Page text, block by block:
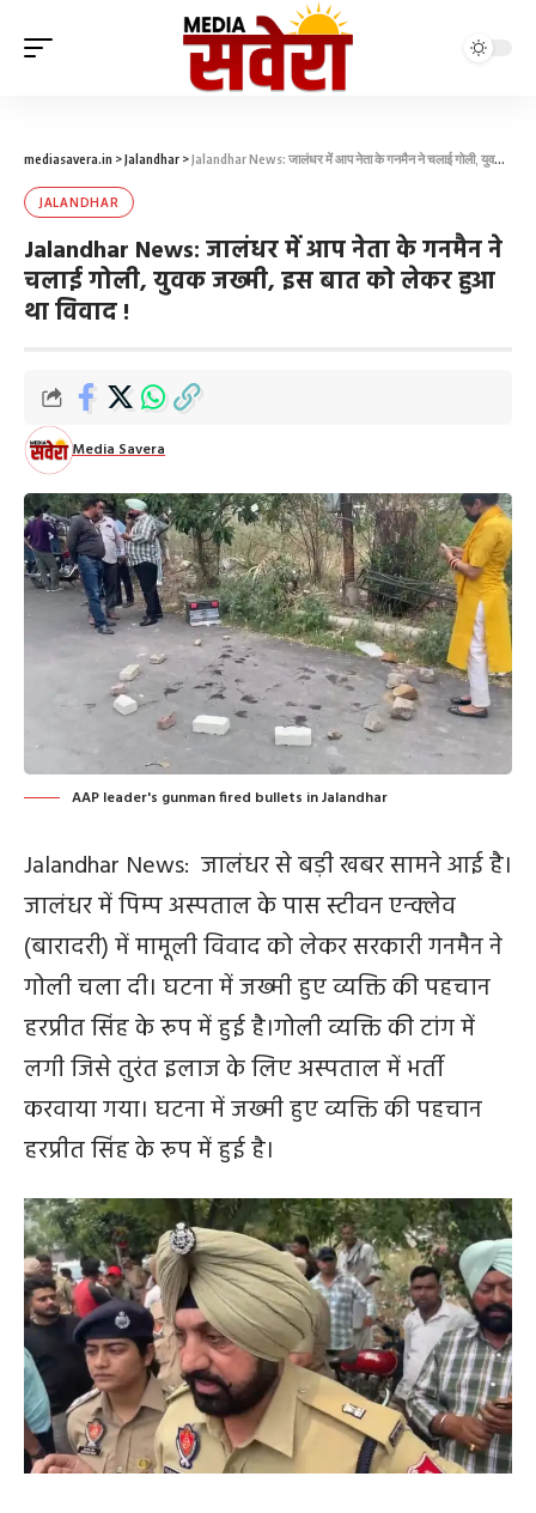
mediasavera.in >Jalandhar >Jalandhar News: जालंधर में आप नेता के गनमैन ने चलाई गोली, युवक जख्मी, इस बात को लेकर हुआ था विवाद !
JALANDHAR
Jalandhar News: जालंधर में आप नेता के गनमैन ने
चलाई गोली, युवक जख्मी, इस बात को लेकर हुआ
था विवाद !
Media Savera
AAP leader's gunman fired bullets in Jalandhar
Jalandhar News: जालंधर से बड़ी खबर सामने आई है।
जालंधर में पिम्प अस्पताल के पास स्टीवन एन्क्लेव
(बारादरी) में मामूली विवाद को लेकर सरकारी गनमैन ने
गोली चला दी। घटना में जख्मी हुए व्यक्ति की पहचान
हरप्रीत सिंह के रूप में हुई है।गोली व्यक्ति की टांग में
लगी जिसे तुरंत इलाज के लिए अस्पताल में भर्ती
करवाया गया। घटना में जख्मी हुए व्यक्ति की पहचान
हरप्रीत सिंह के रूप में हुई है।